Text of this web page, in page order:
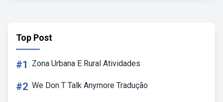
Top Post
#1 Zona Urbana E Rural Atividades
#2 We Don T Talk Anymore Tradução